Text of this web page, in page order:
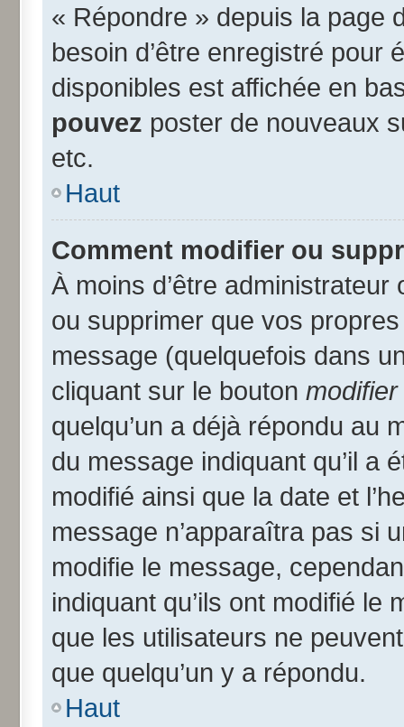
« Répondre » depuis la page
besoin d’être enregistré pour
disponibles est affichée en
pouvez poster de nouveaux
etc.
Haut
Comment modifier ou
À moins d’être
ou supprimer que vos
message (quelquefois dans
cliquant sur le bouton modifier
quelqu’un a déjà répondu au
du message indiquant qu’il a
modifié ainsi que la date et
message n’apparaîtra pas si
modifie le message,
indiquant qu’ils ont modifié le
que les utilisateurs ne
que quelqu’un y a répondu.
Haut